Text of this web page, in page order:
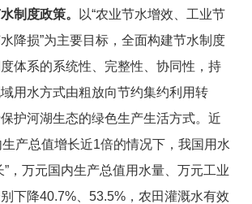
制度政策。
以“农业节水增效、工业节
降损”为主要目标，全面构建节水制度
体系的系统性、完整性、协同性，持
用水方式由粗放向节约集约利用转
护河湖生态的绿色生产生活方式。近
产总值增长近1倍的情况下，我国用水
”，万元国内生产总值用水量、万元工业
下降40.7%、53.5%，农田灌溉水有效